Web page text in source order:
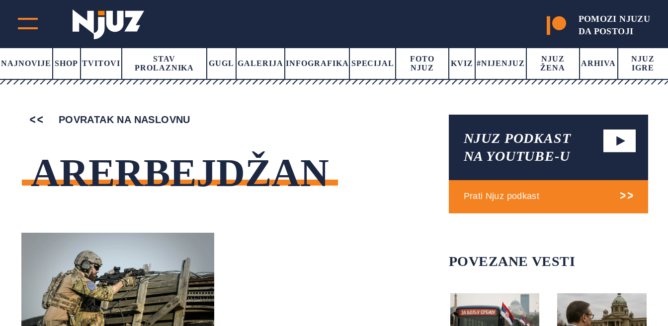
POMOZI NJUZU
DA POSTOJI
NAJNOVIJE SHOP TVITOVI
STAV
PROLAZNIKA
GUGL GALERIJA INFOGRAFIKA SPECIJAL
FOTO
NJUZ
KVIZ #NIJENJUZ
NJUZ
ŽENA
ARHIVA
NJUZ
IGRE
POVRATAK NA NASLOVNU
ARERBEJDŽAN
NJUZ PODKAST
NA YOUTUBE-U
Prati Njuz podkast
POVEZANE VESTI